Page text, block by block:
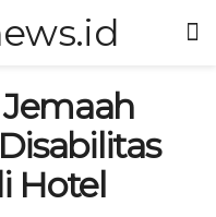
Hotel